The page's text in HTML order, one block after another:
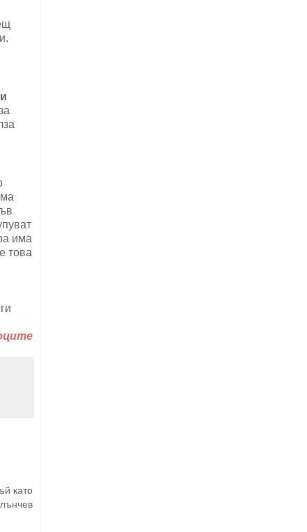
има
това
като